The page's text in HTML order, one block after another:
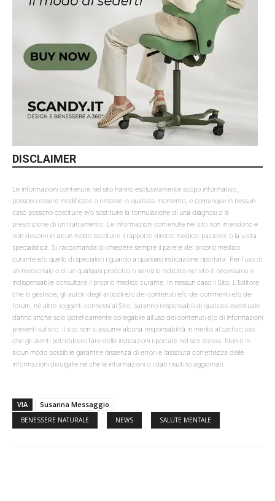
DISCLAIMER
Le informazioni contenute nel sito hanno esclusivamente scopo informativo,
possono essere modificate o rimosse in qualsiasi momento, e comunque in nessun
caso possono costituire e/o sostituire la formulazione di una diagnosi o la
prescrizione di un trattamento. Le informazioni contenute nel sito non intendono e
non devono in alcun modo sostituire il rapporto diretto medico-paziente o la visita
specialistica. Si raccomanda di chiedere sempre il parere del proprio medico
curante e/o quello di specialisti riguardo a qualsiasi indicazione riportata. Per l’uso di
un medicinale o di un qualsiasi prodotto o servizio indicato nel sito è necessario e
indispensabile consultare il proprio medico curante. In nessun caso il Sito, L’Editore
che lo gestisce, gli autori degli articoli e/o dei contenuti e/o dei commenti e/o dei
forum, né altre soggetti connessi al Sito, saranno responsabili di qualsiasi eventuale
danno anche solo ipoteticamente collegabile all’uso dei contenuti e/o di informazioni
presenti sul sito. Il sito non si assume alcuna responsabilità in merito al cattivo uso
che gli utenti potrebbero fare delle indicazioni riportate nel sito stesso. Non è in
alcun modo possibile garantire l’assenza di errori e l’assoluta correttezza delle
informazioni divulgate né che le informazioni o i dati risultino aggiornati.
VIA Susanna Messaggio
BENESSERE NATURALE NEWS SALUTE MENTALE